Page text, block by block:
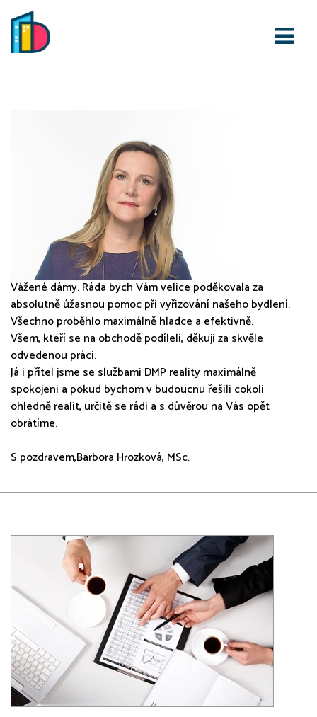
Vážené dámy. Ráda bych Vám velice poděkovala za
absolutně úžasnou pomoc při vyřizování našeho bydlení.
Všechno proběhlo maximálně hladce a efektivně.
Všem, kteří se na obchodě podíleli, děkuji za skvěle
odvedenou práci.
Já i přítel jsme se službami DMP reality maximálně
spokojeni a pokud bychom v budoucnu řešili cokoli
ohledně realit, určitě se rádi a s důvěrou na Vás opět
obrátíme.
S pozdravem,Barbora Hrozková, MSc.